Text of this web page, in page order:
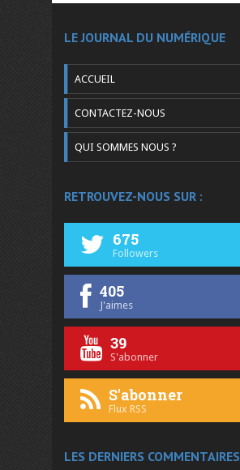
LE JOURNAL DU NUMÉRIQUE
ACCUEIL
CONTACTEZ-NOUS
QUI SOMMES NOUS ?
RETROUVEZ-NOUS SUR :
675
Followers
405
J'aimes
39
S'abonner
S'abonner
Flux RSS
LES DERNIERS COMMENTAIRES